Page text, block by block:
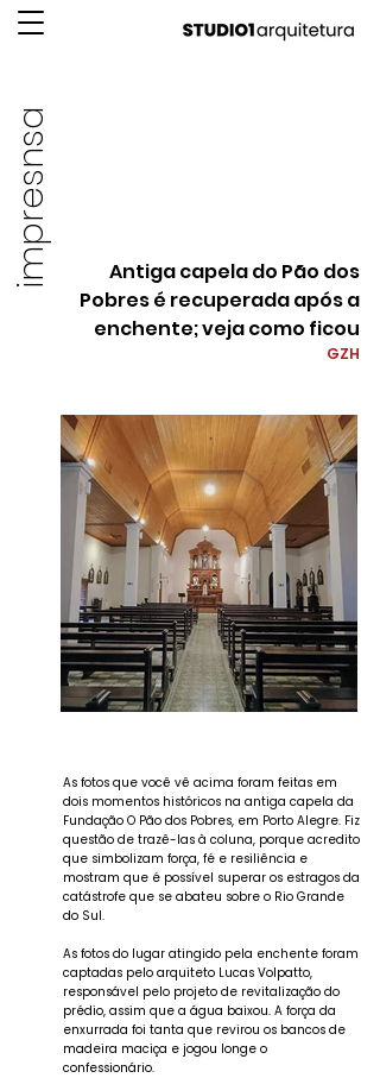
Antiga capela do Pão dos
Pobres é recuperada após a
enchente; veja como ficou
impresnsa
GZH
As fotos que você vê acima foram feitas em
dois momentos históricos na antiga capela da
Fundação O Pão dos Pobres, em Porto Alegre. Fiz
questão de trazê-las à coluna, porque acredito
que simbolizam força, fé e resiliência e
mostram que é possível superar os estragos da
catástrofe que se abateu sobre o Rio Grande
do Sul.
As fotos do lugar atingido pela enchente foram
captadas pelo arquiteto Lucas Volpatto,
responsável pelo projeto de revitalização do
prédio, assim que a água baixou. A força da
enxurrada foi tanta que revirou os bancos de
madeira maciça e jogou longe o
confessionário.